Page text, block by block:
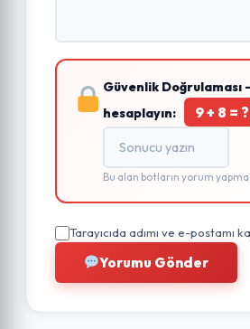
Güvenlik
hesaplayın:
9 + 8 = ?
Bu alan botların yorum
Tarayıcıda adımı ve e-postamı
Yorumu Gönder